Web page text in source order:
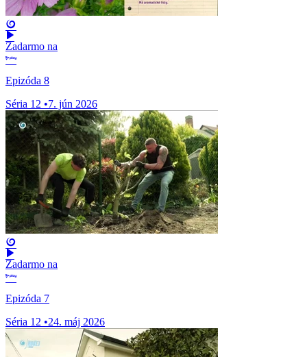
Zadarmo na
Epizóda 8
Séria 12 •7. jún 2026
Zadarmo na
Epizóda 7
Séria 12 •24. máj 2026